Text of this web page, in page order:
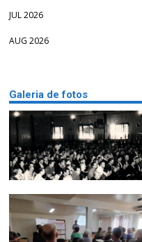
JUL 2026
AUG 2026
Galeria de fotos